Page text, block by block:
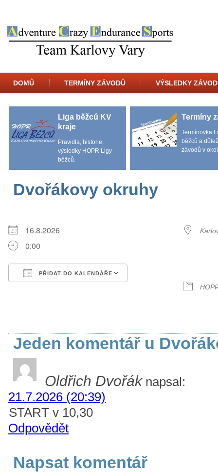
DOMŮ TERMÍNY ZÁVODŮ VÝSLEDKY
Liga běžců KV
kraje
Pravidla, historie,
výsledky HOPR Ligy
běžců.
Termíny
Termínovka
běžců a
závodů v
Dvořákovy okruhy
16.8.2026
0:00
PŘIDAT DO KALENDÁŘE
Google Calendar
Jeden komentář u
Oldřich Dvořák napsal:
21.7.2026 (20:39)
START v 10,30
Odpovědět
Napsat komentář